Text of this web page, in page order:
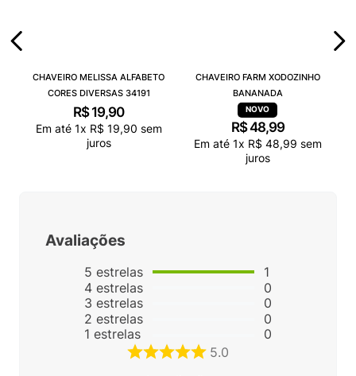
CHAVEIRO MELISSA ALFABETO
CORES DIVERSAS 34191
R$ 19,90
Em até 1x R$ 19,90 sem
juros
CHAVEIRO FARM XODOZINHO
BANANADA
R$48,99
Em até 1x R$ 48,99 sem
juros
Avaliações
5 estrelas
4 estrelas
3 estrelas
2 estrelas
1 estrelas
1
0
0
0
0
5.0